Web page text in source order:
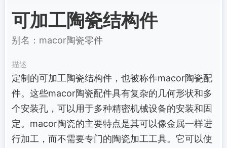
可加工陶瓷结构件
别名：macor陶瓷零件
描述
定制的可加工陶瓷结构件，也被称作macor陶瓷配
件。这些macor陶瓷配件具有复杂的几何形状和多
个安装孔，可以用于多种精密机械设备的安装和固
定。macor陶瓷的主要特点是其可以像金属一样进
行加工，而不需要专门的陶瓷加工工具。它可以使